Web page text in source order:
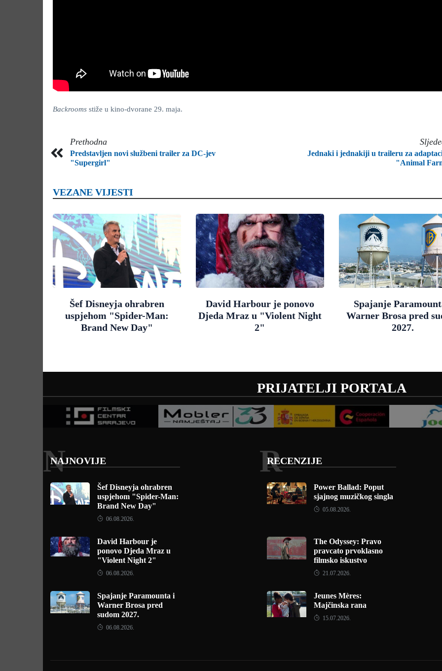
Backrooms stiže u kino-dvorane 29. maja.
Prethodna
Predstavljen novi službeni trailer za DC-jev
"Supergirl"
Jednaki i jednakiji u traileru za
"Animal
VEZANE VIJESTI
Šef Disneyja ohrabren
uspjehom "Spider-Man:
Brand New Day"
David Harbour je ponovo
Djeda Mraz u "Violent Night
2"
Spajanje
Warner Brosa pred
2027.
PRIJATELJI PORTALA
NAJNOVIJE
N
Šef Disneyja ohrabren
uspjehom "Spider-Man:
Brand New Day"
06.08.2026.
David Harbour je
ponovo Djeda Mraz u
"Violent Night 2"
06.08.2026.
Spajanje Paramounta i
Warner Brosa pred
sudom 2027.
06.08.2026.
RECENZIJE
R
Power Ballad: Poput
sjajnog muzičkog singla
05.08.2026.
The Odyssey: Pravo
pravcato prvoklasno
filmsko iskustvo
21.07.2026.
Jeunes Mères:
Majčinska rana
15.07.2026.